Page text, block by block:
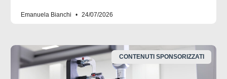
Emanuela Bianchi 24/07/2026
CONTENUTI SPONSORIZZATI